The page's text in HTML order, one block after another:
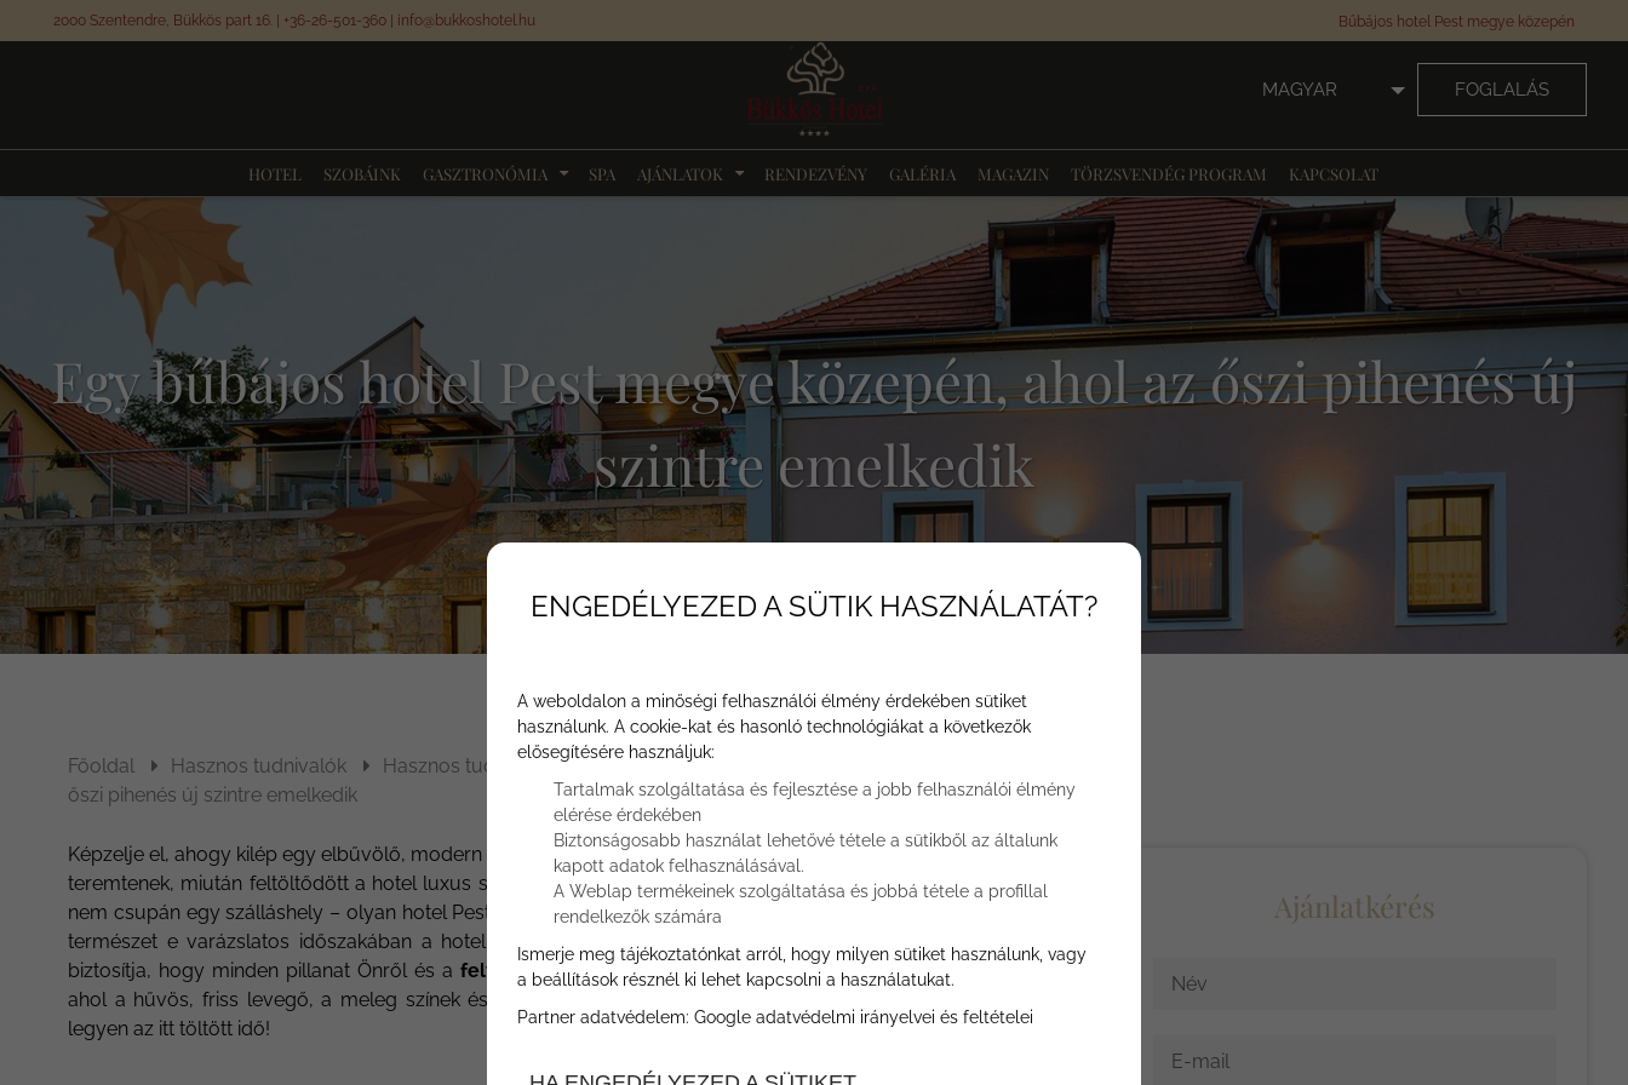
2000 Szentendre, Bükkös part 16.| +36-26-501-360| info@bukkoshotel.hu Bűbájos hotel Pest megye közepén
MAGYAR FOGLALÁS
HOTEL SZOBÁINK GASZTRONÓMIA SPA AJÁNLATOK RENDEZVÉNY GALÉRIA MAGAZIN TÖRZSVENDÉG PROGRAM KAPCSOLAT
Egy bűbájos hotel Pest megye közepén, ahol az őszi pihenés új
szintre emelkedik
Főoldal Hasznos tudnivalók Hasznos tudnivalók
Egy bűbájos hotel Pest megye közepén, ahol az
őszi pihenés új szintre emelkedik
Képzelje el, ahogy kilép egy elbűvölő, modern hotel ajtaján, ahol az ősz aranyló színei varázslatos hangulatot
teremtenek, miután feltöltődött a hotel luxus szolgáltatásainak kényeztetése által. ABükkös Hotel****& SPA
nem csupán egy szálláshely – olyan hotel Pest megye szívében, ahol az őszi pihenés új szintre emelkedik. A
természet e varázslatos időszakában a hotel tökéletes kiindulópont a környék felfedezéséhez, miközben
biztosítja, hogy minden pillanat Önről és afeltöltődésről szóljon. Fedezze fel velünk ezt a gyöngyszemet,
ahol a hűvös, friss levegő, a meleg színek és a gondos részletek egyaránt hozzájárulnak, hogy tökéletes
legyen az itt töltött idő!
Ajánlatkérés
Név
E-mail
ENGEDÉLYEZED A SÜTIK HASZNÁLATÁT?
A weboldalon a minőségi felhasználói élmény érdekében sütiket
használunk. A cookie-kat és hasonló technológiákat a következők
elősegítésére használjuk:
Tartalmak szolgáltatása és fejlesztése a jobb felhasználói élmény
elérése érdekében
Biztonságosabb használat lehetővé tétele a sütikből az általunk
kapott adatok felhasználásával.
A Weblap termékeinek szolgáltatása és jobbá tétele a profillal
rendelkezők számára
Ismerje meg tájékoztatónkat arról, hogy milyen sütiket használunk, vagy
a beállítások résznél ki lehet kapcsolni a használatukat.
Partner adatvédelem: Google adatvédelmi irányelvei és feltételei